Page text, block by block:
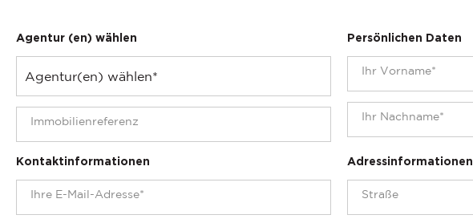
Agentur (en) wählen Persönlichen Daten
Kontaktinformationen Adressinformationen